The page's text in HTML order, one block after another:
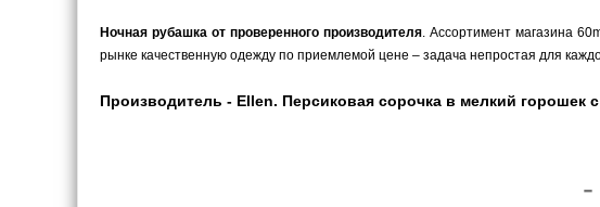
Ночная рубашка от проверенного производителя. Ассортимент магазина
рынке качественную одежду по приемлемой цене – задача непростая для
Производитель - Ellen. Персиковая сорочка в мелкий горошек